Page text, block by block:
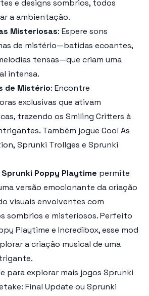
e designs sombrios, todos
a ambientação.
Misteriosas: Espere sons
de mistério—batidas ecoantes,
tensas—que criam uma
intensa.
de Mistério: Encontre
exclusivas que ativam
trazendo os Smiling Critters à
Também jogue Cool As
Sprunki Trollges e Sprunki
Poppy Playtime permite
versão emocionante da criação
visuais envolventes com
sombrios e misteriosos. Perfeito
Playtime e Incredibox, esse mod
a criação musical de uma
para explorar mais jogos Sprunki
Final Update ou Sprunki